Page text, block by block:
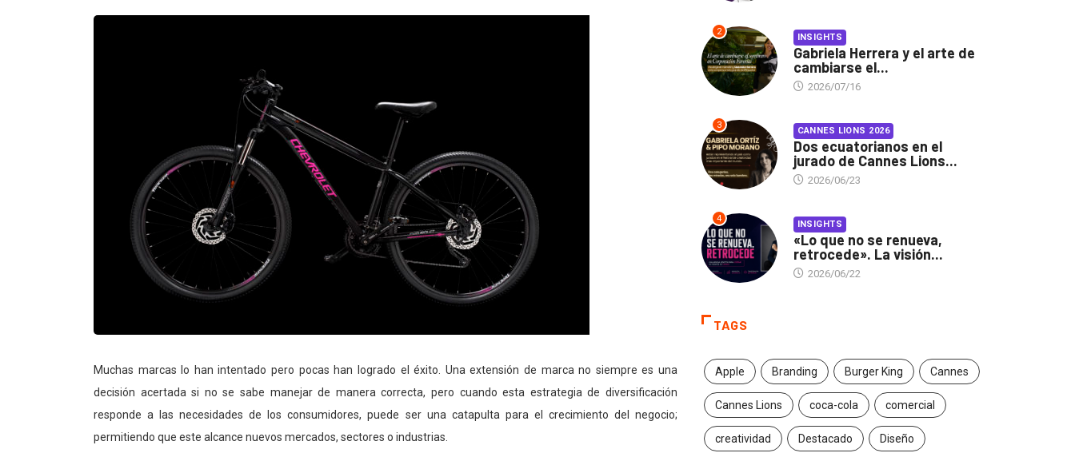
Muchas marcas lo han intentado pero pocas han logrado el éxito. Una extensión de marca no siempre es una
decisión acertada si no se sabe manejar de manera correcta, pero cuando esta estrategia de diversificación
responde a las necesidades de los consumidores, puede ser una catapulta para el crecimiento del negocio;
permitiendo que este alcance nuevos mercados, sectores o industrias.
2 INSIGHTS
Gabriela Herrera y el arte de
cambiarse el...
2026/07/16
3 CANNES LIONS 2026
Dos ecuatorianos en el
jurado de Cannes Lions...
2026/06/23
4 INSIGHTS
«Lo que no se renueva,
retrocede». La visión...
2026/06/22
TAGS
Apple Branding Burger King Cannes
Cannes Lions coca-cola comercial
creatividad Destacado Diseño